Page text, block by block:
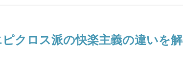
クロス派の快楽主義の違いを解